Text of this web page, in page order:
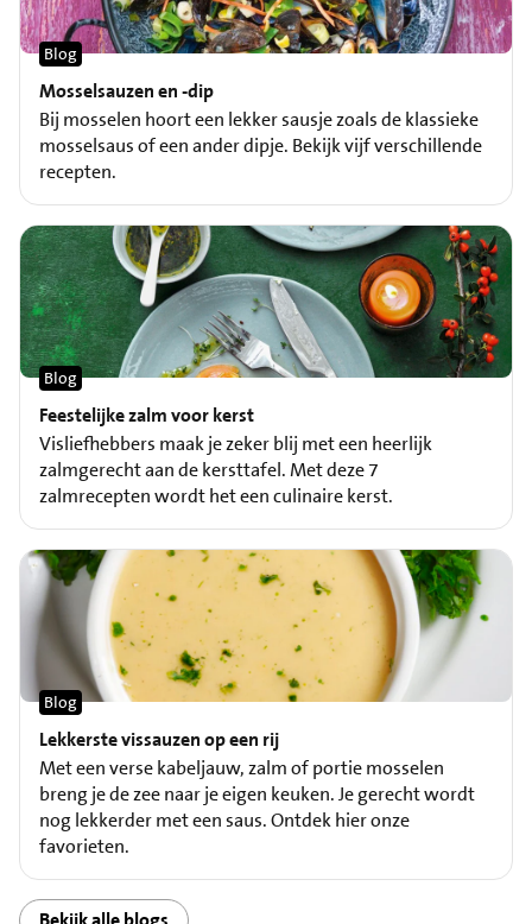
Mosselsauzen en -dip
Blog
Bij mosselen hoort een lekker sausje zoals de klassieke
mosselsaus of een ander dipje. Bekijk vijf verschillende
recepten.
Feestelijke zalm voor kerst
Blog
Visliefhebbers maak je zeker blij met een heerlijk
zalmgerecht aan de kersttafel. Met deze 7
zalmrecepten wordt het een culinaire kerst.
Lekkerste vissauzen op een rij
Blog
Met een verse kabeljauw, zalm of portie mosselen
breng je de zee naar je eigen keuken. Je gerecht wordt
nog lekkerder met een saus. Ontdek hier onze
favorieten.